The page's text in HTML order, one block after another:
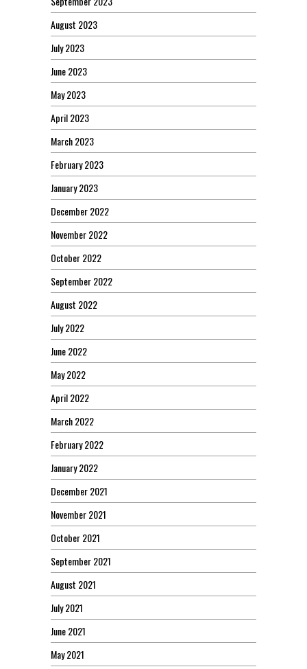
August 2023
July 2023
June 2023
May 2023
April 2023
March 2023
February 2023
January 2023
December 2022
November 2022
October 2022
September 2022
August 2022
July 2022
June 2022
May 2022
April 2022
March 2022
February 2022
January 2022
December 2021
November 2021
October 2021
September 2021
August 2021
July 2021
June 2021
May 2021